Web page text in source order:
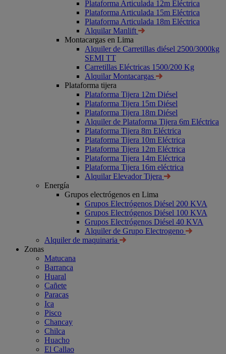
Plataforma Articulada 12m Eléctrica
Plataforma Articulada 15m Eléctrica
Plataforma Articulada 18m Eléctrica
Alquilar Manlift
Montacargas en Lima
Alquiler de Carretillas diésel 2500/3000kg
SEMI TT
Carretillas Eléctricas 1500/200 Kg
Alquilar Montacargas
Plataforma tijera
Plataforma Tijera 12m Diésel
Plataforma Tijera 15m Diésel
Plataforma Tijera 18m Diésel
Alquiler de Plataforma Tijera 6m Eléctrica
Plataforma Tijera 8m Eléctrica
Plataforma Tijera 10m Eléctrica
Plataforma Tijera 12m Eléctrica
Plataforma Tijera 14m Eléctrica
Plataforma Tijera 16m eléctrica
Alquilar Elevador Tijera
Energía
Grupos electrógenos en Lima
Grupos Electrógenos Diésel 200 KVA
Grupos Electrógenos Diésel 100 KVA
Grupos Electrógenos Diésel 40 KVA
Alquiler de Grupo Electrogeno
Alquiler de maquinaria
Zonas
Matucana
Barranca
Huaral
Cañete
Paracas
Ica
Pisco
Chancay
Chilca
Huacho
El Callao